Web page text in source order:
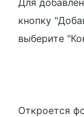
Для
кнопку
выберите
Откроется